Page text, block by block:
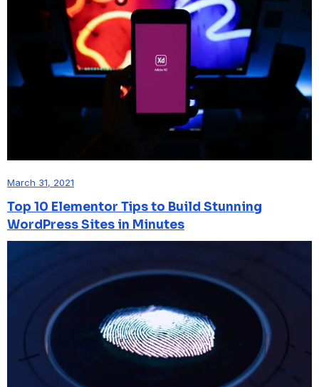
March 31, 2021
Top 10 Elementor Tips to Build Stunning
WordPress Sites in Minutes